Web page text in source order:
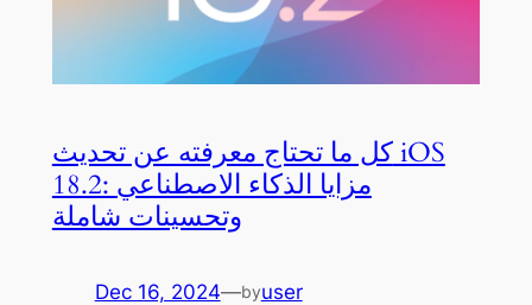
كل ما تحتاج معرفته عن تحديث iOS
18.2: مزايا الذكاء الاصطناعي
وتحسينات شاملة
Dec 16, 2024—byuser